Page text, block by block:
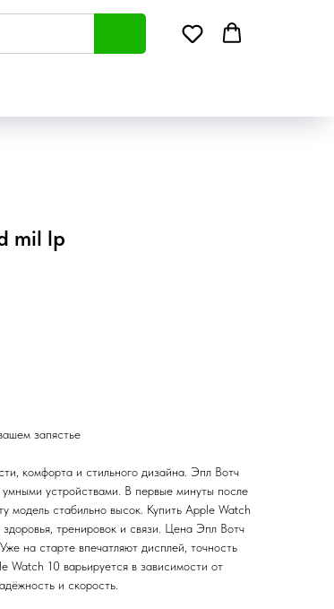
mil lp
запястье
комфорта и стильного дизайна. Эпл Вотч
устройствами. В первые минуты после
модель стабильно высок. Купить Apple Watch
тренировок и связи. Цена Эпл Вотч
на старте впечатляют дисплей, точность
10 варьируется в зависимости от
и скорость.